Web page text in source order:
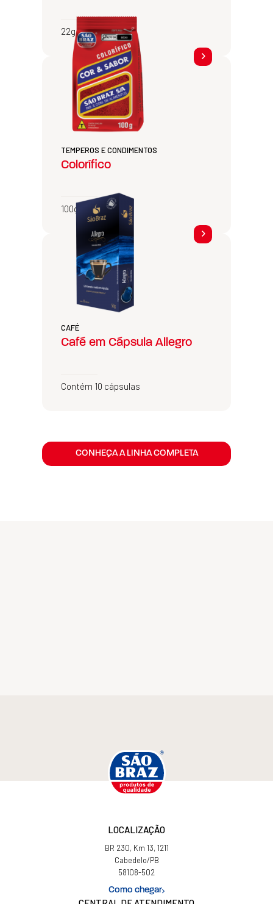
22g, 30g e 75g
TEMPEROS E CONDIMENTOS
Colorífico
100g, 500g e 1kg
CAFÉ
Café em Cápsula Allegro
Contém 10 cápsulas
CONHEÇA A LINHA COMPLETA
LOCALIZAÇÃO
BR 230, Km 13, 1211
Cabedelo/PB
58108-502
Como chegar